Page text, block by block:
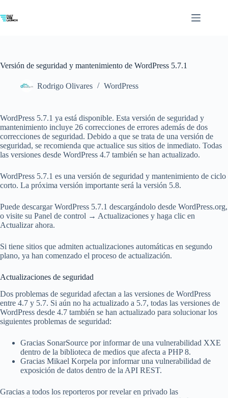
al
contenido
Versión de seguridad y mantenimiento de WordPress 5.7.1
Rodrigo Olivares WordPress
WordPress 5.7.1 ya está disponible. Esta versión de seguridad y
mantenimiento incluye 26 correcciones de errores además de dos
correcciones de seguridad. Debido a que se trata de una versión de
seguridad, se recomienda que actualice sus sitios de inmediato. Todas
las versiones desde WordPress 4.7 también se han actualizado.
WordPress 5.7.1 es una versión de seguridad y mantenimiento de ciclo
corto. La próxima versión importante será la versión 5.8.
Puede descargar WordPress 5.7.1 descargándolo desde WordPress.org,
o visite su Panel de control → Actualizaciones y haga clic en
Actualizar ahora.
Si tiene sitios que admiten actualizaciones automáticas en segundo
plano, ya han comenzado el proceso de actualización.
Actualizaciones de seguridad
Dos problemas de seguridad afectan a las versiones de WordPress
entre 4.7 y 5.7. Si aún no ha actualizado a 5.7, todas las versiones de
WordPress desde 4.7 también se han actualizado para solucionar los
siguientes problemas de seguridad:
Gracias SonarSource por informar de una vulnerabilidad XXE
dentro de la biblioteca de medios que afecta a PHP 8.
Gracias Mikael Korpela por informar una vulnerabilidad de
exposición de datos dentro de la API REST.
Gracias a todos los reporteros por revelar en privado las